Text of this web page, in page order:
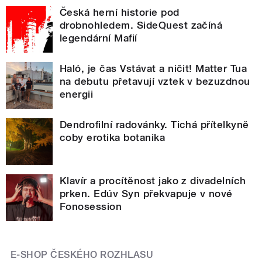
Česká herní historie pod
drobnohledem. SideQuest začíná
legendární Mafií
Haló, je čas Vstávat a ničit! Matter Tua
na debutu přetavují vztek v bezuzdnou
energii
Dendrofilní radovánky. Tichá přítelkyně
coby erotika botanika
Klavír a procítěnost jako z divadelních
prken. Edúv Syn překvapuje v nové
Fonosession
E-SHOP ČESKÉHO ROZHLASU